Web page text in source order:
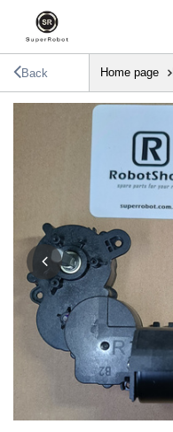
Back Home page